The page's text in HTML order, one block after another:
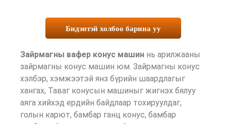
Бидэнтэй холбоо барина уу
Зайрмагны вафер конус машин нь арилжааны
зайрмагны конус машин юм. Зайрмагны конус
хэлбэр, хэмжээтэй янз бүрийн шаардлагыг
хангах, Таваг конусын машиныг жигнэх бялуу
аяга хийхэд ердийн байдлаар тохируулдаг,
голын карют, бамбар ганц конус, бамбар